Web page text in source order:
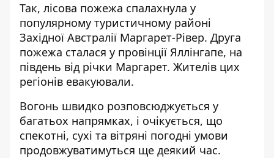
Так, лісова пожежа спалахнула у
популярному туристичному районі
Західної Австралії Маргарет-Рівер. Друга
пожежа сталася у провінції Яллінгапе, на
південь від річки Маргарет. Жителів цих
регіонів евакуювали.
Вогонь швидко розповсюджується у
багатьох напрямках, і очікується, що
спекотні, сухі та вітряні погодні умови
продовжуватимуться ще деякий час.